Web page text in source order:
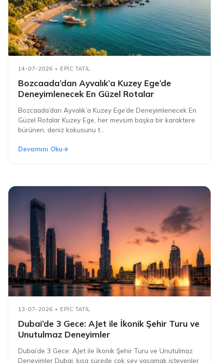
14-07-2026 EPIC TATIL
Bozcaada’dan Ayvalık’a Kuzey Ege’de
Deneyimlenecek En Güzel Rotalar
Bozcaada’dan Ayvalık’a Kuzey Ege’de Deneyimlenecek En
Güzel Rotalar Kuzey Ege, her mevsim başka bir karaktere
bürünen, deniz kokusunu t...
Devamını Oku
13-07-2026 EPIC TATIL
Dubai’de 3 Gece: AJet ile İkonik Şehir Turu ve
Unutulmaz Deneyimler
Dubai’de 3 Gece: AJet ile İkonik Şehir Turu ve Unutulmaz
Deneyimler Dubai, kısa sürede çok şey yaşamak isteyenler